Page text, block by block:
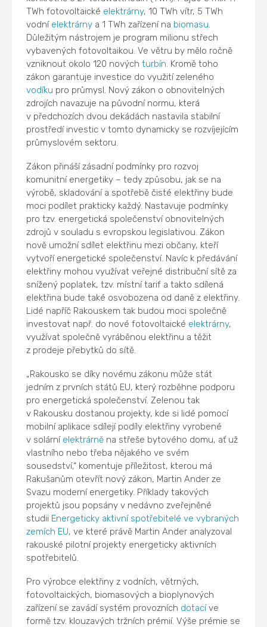
TWh fotovoltaické elektrárny, 10 TWh vítr, 5 TWh
vodní elektrárny a 1 TWh zařízení na biomasu.
Důležitým nástrojem je program milionu střech
vybavených fotovoltaikou. Ve větru by mělo ročně
vzniknout okolo 120 novýchturbín. Kromě toho
zákon garantuje investice do využití zeleného
vodíku pro průmysl. Nový zákon o obnovitelných
zdrojích navazuje na původní normu, která
v předchozích dvou dekádách nastavila stabilní
prostředí investic v tomto dynamicky se rozvíjejícím
průmyslovém sektoru.
Zákon přináší zásadní podmínky pro rozvoj
komunitní energetiky – tedy způsobu, jak se na
výrobě, skladování a spotřebě čisté elektřiny bude
moci podílet prakticky každý. Nastavuje podmínky
pro tzv. energetická společenství obnovitelných
zdrojů v souladu s evropskou legislativou. Zákon
nově umožní sdílet elektřinu mezi občany, kteří
vytvoří energetické společenství. Navíc k předávání
elektřiny mohou využívat veřejné distribuční sítě za
snížený poplatek, tzv. místní tarif a takto sdílená
elektřina bude také osvobozena od daně z elektřiny.
Lidé napříč Rakouskem tak budou moci společně
investovat např. do nové fotovoltaické elektrárny,
využívat společně vyráběnou elektřinu a těžit
z prodeje přebytků do sítě.
„Rakousko se díky novému zákonu může stát
jedním z prvních států EU, který rozběhne podporu
pro energetická společenství. Zelenou tak
v Rakousku dostanou projekty, kde si lidé pomocí
mobilní aplikace sdílejí podíly elektřiny vyrobené
v solární elektrárně na střeše bytového domu, ať už
vlastního nebo třeba nějakého ve svém
sousedství,“ komentuje příležitost, kterou má
Rakušanům otevřít nový zákon, Martin Ander ze
Svazu moderní energetiky. Příklady takových
projektů jsou popsány v nedávno zveřejněné
studii Energeticky aktivní spotřebitelé ve vybraných
zemích EU, ve které právě Martin Ander analyzoval
rakouské pilotní projekty energeticky aktivních
spotřebitelů.
Pro výrobce elektřiny z vodních, větrných,
fotovoltaických, biomasových a bioplynových
zařízení se zavádí systém provozních dotacíve
formě tzv. klouzavých tržních prémií. Výše prémie se